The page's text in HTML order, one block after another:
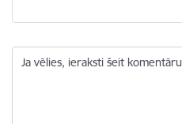
Ja vēlies, ieraksti šeit komentāru